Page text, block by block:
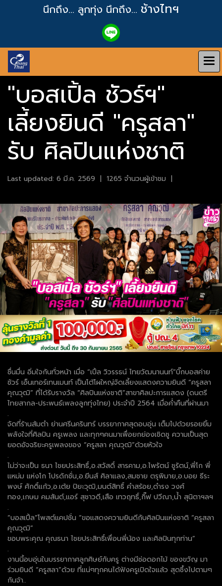
นึกถึง... ลูกทุ่ง นึกถึง... ช้างไทฯ
"บอสเปิ้ล ชัวร์ฯ"
เลี้ยงยินดี "ครูสลา"
รับ ศิลปินแห่งชาติ
Last updated: 6 มี.ค. 2569 | 1265 จำนวนผู้เข้าชม |
ชื่นมื่น อิ่มใจกันทั่วหน้า เมื่อ “เปิ้ล วิวรรธน์ ไทยวัฒนานนท์”บิ๊กบอสค่าย
ชัวร์ เอ็นเทอร์เทนเมนท์ เป็นโต้โผใหญ่จัดเลี้ยงแสดงความยินดี “ครูสลา
คุณวุฒิ” ที่ได้รับรางวัล “ศิลปินแห่งชาติ”สาขาศิลปะการแสดง (ดนตรี
ไทยสากล-ประพนธ์เพลงลูกทุ่งไทย) ประจำปี 2564 เมื่อค่ำคืนที่ผ่านมา
.
จัดที่ร้านส้มตำ ย่านศรีนครินทร์ บรรยากาศสุดอบอุ่น เต็มไปด้วยรอยยิ้ม
พลังใจที่ศิลปิน ครูเพลง และทุกๆคนมาเพื่อยกย่องเชิดชู ความเป็นสุด
ยอดอัจฉริยะครูเพลงของ “ครูสลา คุณวุฒิ”ด้วยหัวใจ
.
ไม่ว่าจะเป็น ธนา ไชยประสิทธิ์,อ.สวัสดิ์ สารคาม,อ.ไพรัตน์ ชูรัตน์,พี่โก พี่
แหม่ม แห่งโก โปรดักชั่น,อ.ยีนส์ ศิลาแลง,สมชาย ตรุพิมาย,อ.บอย ธีระ
พงษ์ ศักดิ์แก้ว,อ.เต้ย ปิยะวุฒิ,มนต์สิทธิ์ คำสร้อย,ดำรง วงศ์
ทอง,เกษม คมสันต์,แอร์ สุชาวดี,เสือ เทวฤทธิ์,กิ๊ฟ ปวีณา,น้ำ สุนิตาฯลฯ
.
“บอสเปิ้ล”โพสต์แคปชั่น “ขอแสดงความยินดีกับศิลปินแห่งชาติ “ครูสลา
คุณวุฒิ”
ขอบพระคุณ คุณธนา ไชยประสิทธิ์เพื่อนพี่น้อง และศิลปินทุกท่าน”
.
งานนี้อบอุ่นในบรรยากาศลูกศิษย์กับครู ต่างมีช่อดอกไม้ ของขวัญ มา
ร่วมยินดี “ครูสลา”ด้วย ที่แน่ๆทุกคนได้ฟังครูเปิดใจแล้ว สุดซึ้งไปตามๆ
กันจ้า..